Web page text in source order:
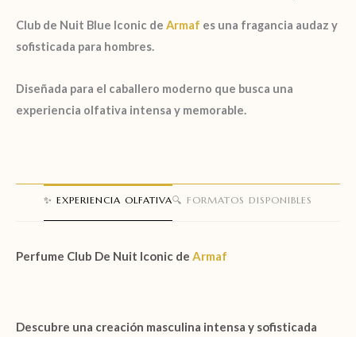
Club de Nuit Blue Iconic de Armaf es una fragancia audaz y
sofisticada para hombres.
Diseñada para el caballero moderno que busca una
experiencia olfativa intensa y memorable.
✨ EXPERIENCIA OLFATIVA🔍 FORMATOS DISPONIBLES
Perfume Club De Nuit Iconic de Armaf
Descubre una creación masculina intensa y sofisticada